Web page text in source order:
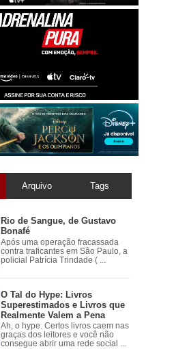
Arquivo Tags
Rio de Sangue, de Gustavo
Bonafé
Após uma operação fracassada
contra traficantes em São Paulo, a
policial Patrícia Trindade ( ...
O Tal do Hype: Livros
Superestimados e Livros que
Realmente Valem a Pena
Ah, o hype. Certos livros caem nas
graças dos leitores e você não
consegue abrir uma rede social ...